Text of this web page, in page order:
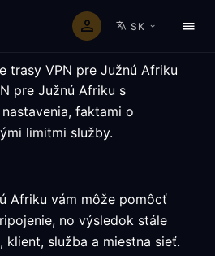
SK
trasy VPN pre Južnú Afriku
pre Južnú Afriku s
faktami o
limitmi služby.
Afriku vám môže pomôcť
no výsledok stále
klient, služba a miestna sieť.